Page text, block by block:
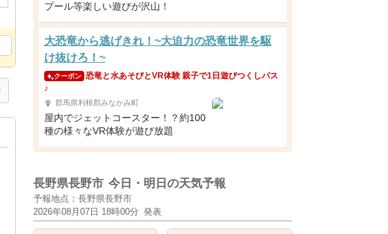
プール等楽しい遊びが沢山！
大恐竜から逃げきれ！~大迫力の恐竜世界を駆
け抜けろ！~
クーポン 恐竜と水あそびとVR体験 親子で1日遊びつくしパス
♪
群馬県利根郡みなかみ町
屋内でジェットコースター！？約100
種の様々なVR体験が遊び放題
長野県長野市 今日・明日の天気予報
予報地点：長野県長野市
2026年08月07日 18時00分 発表